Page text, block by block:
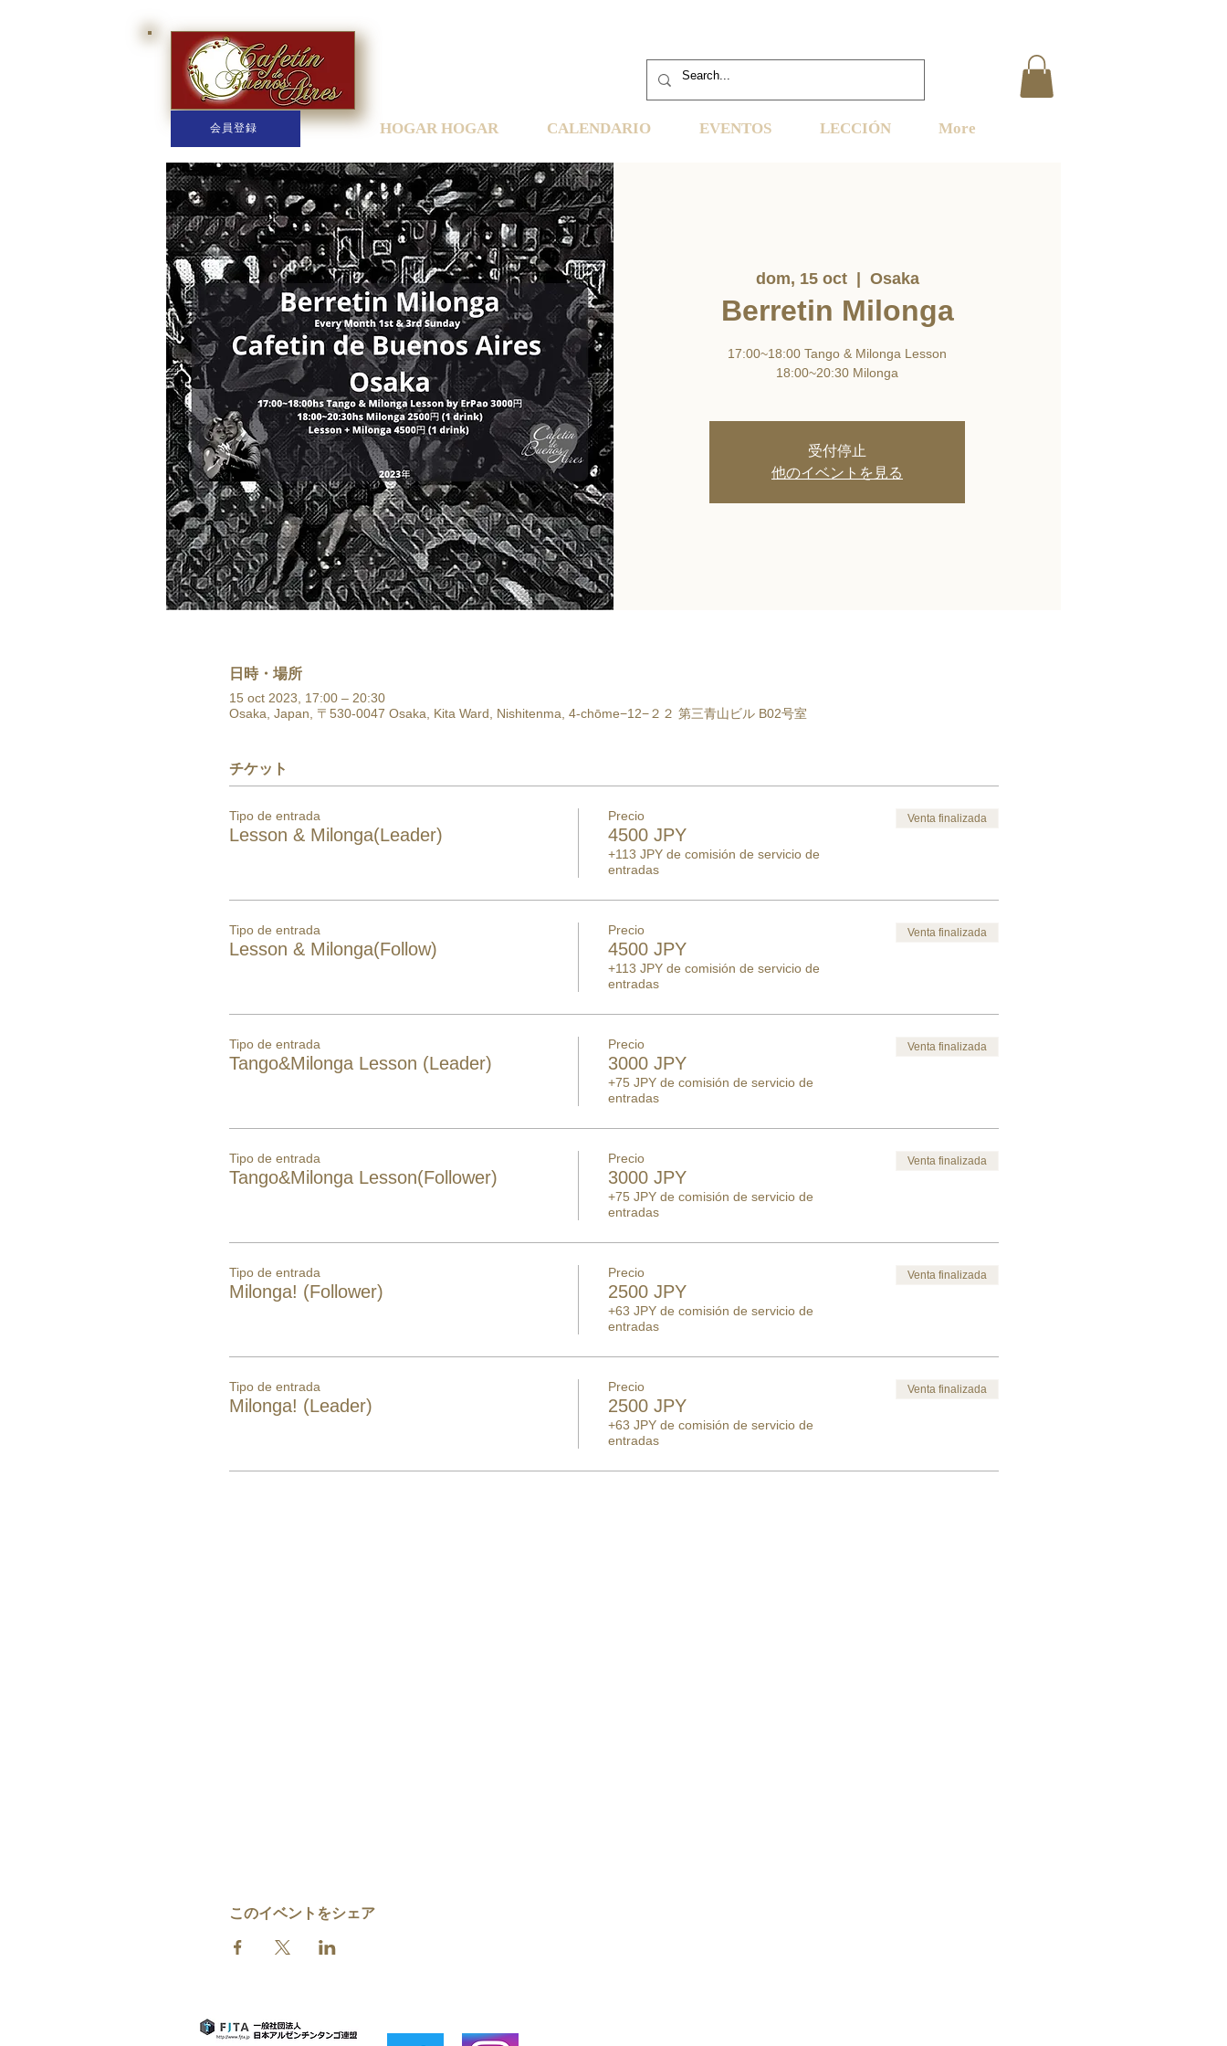
会員登録 HOGAR HOGAR CALENDARIO EVENTOS LECCIÓN More
dom, 15 oct
  |
Osaka
Berretin Milonga
17:00~18:00 Tango & Milonga Lesson
18:00~20:30 Milonga
受付停止
他のイベントを見る
日時・場所
15 oct 2023, 17:00 – 20:30
Osaka, Japan, 〒530-0047 Osaka, Kita Ward, Nishitenma, 4-chōme−12−２２ 第三青山ビル B02号室
チケット
Tipo de entrada
Lesson & Milonga(Leader)
Precio
4500 JPY
+113 JPY de comisión de servicio de
entradas
Venta finalizada
Tipo de entrada
Lesson & Milonga(Follow)
Precio
4500 JPY
+113 JPY de comisión de servicio de
entradas
Venta finalizada
Tipo de entrada
Tango&Milonga Lesson (Leader)
Precio
3000 JPY
+75 JPY de comisión de servicio de
entradas
Venta finalizada
Tipo de entrada
Tango&Milonga Lesson(Follower)
Precio
3000 JPY
+75 JPY de comisión de servicio de
entradas
Venta finalizada
Tipo de entrada
Milonga! (Follower)
Precio
2500 JPY
+63 JPY de comisión de servicio de
entradas
Venta finalizada
Tipo de entrada
Milonga! (Leader)
Precio
2500 JPY
+63 JPY de comisión de servicio de
entradas
Venta finalizada
このイベントをシェア